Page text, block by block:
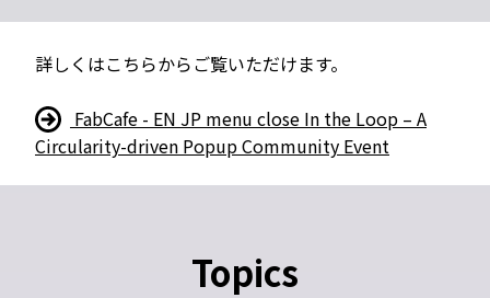
詳しくはこちらからご覧いただけます。
FabCafe - EN JP menu close In the Loop – A
Circularity-driven Popup Community Event
Topics